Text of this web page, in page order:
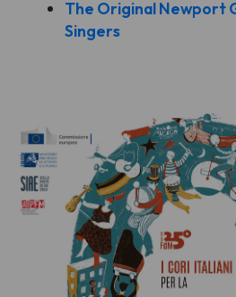
The Original Newport
Singers